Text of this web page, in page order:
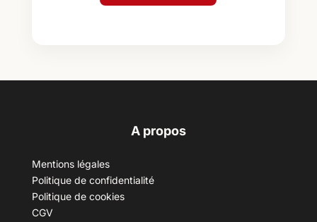
A propos
Mentions légales
Politique de confidentialité
Politique de cookies
CGV